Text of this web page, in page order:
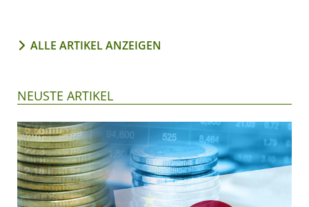
ALLE ARTIKEL ANZEIGEN
NEUSTE ARTIKEL